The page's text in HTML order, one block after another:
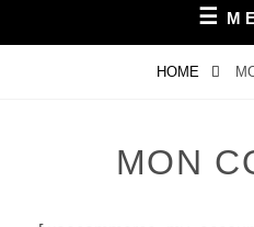
HOME
MON